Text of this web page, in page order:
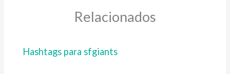
Relacionados
Hashtags para sfgiants